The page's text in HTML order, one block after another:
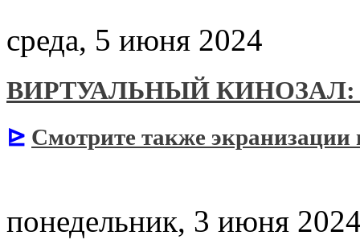
среда, 5 июня 2024
ВИРТУАЛЬНЫЙ
⊵ Смотрите также
понедельник, 3 июня